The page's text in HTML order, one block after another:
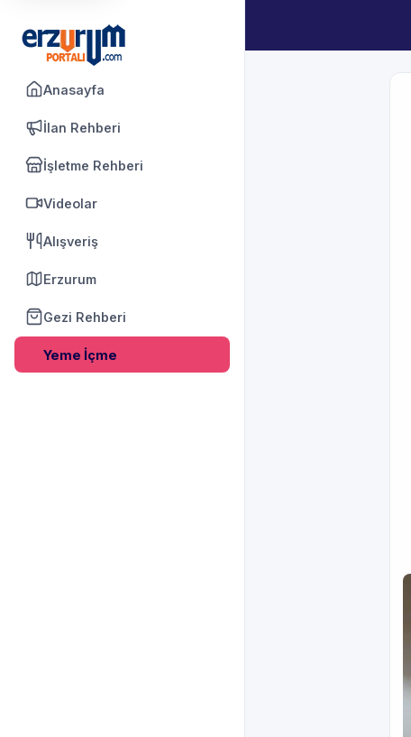
Anasayfa
İlan Rehberi
İşletme Rehberi
Videolar
Alışveriş
Erzurum
Gezi Rehberi
Yeme İçme